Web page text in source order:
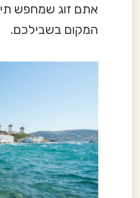
אתם זוג שמחפש
המקום בשבילכם.